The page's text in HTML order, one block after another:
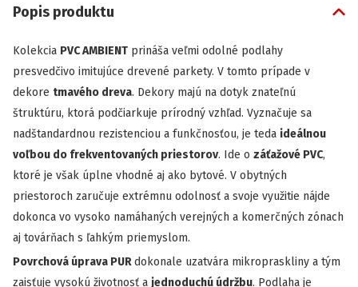
Popis produktu
Kolekcia PVC AMBIENT prináša veľmi odolné podlahy
presvedčivo imitujúce drevené parkety. V tomto prípade v
dekore tmavého dreva. Dekory majú na dotyk znateľnú
štruktúru, ktorá podčiarkuje prírodný vzhľad. Vyznačuje sa
nadštandardnou rezistenciou a funkčnosťou, je teda ideálnou
voľbou do frekventovaných priestorov. Ide o záťažové PVC,
ktoré je však úplne vhodné aj ako bytové. V obytných
priestoroch zaručuje extrémnu odolnosť a svoje využitie nájde
dokonca vo vysoko namáhaných verejných a komerčných zónach
aj továrňach s ľahkým priemyslom.
Povrchová úprava PURdokonale uzatvára mikropraskliny a tým
zaisťuje vysokú životnosť a jednoduchú údržbu. Podlaha je